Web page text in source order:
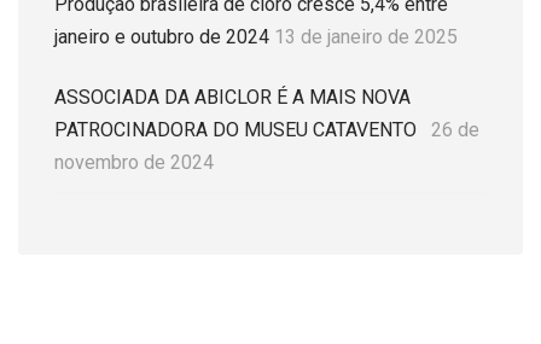
janeiro e outubro de 2024 13 de janeiro de 2025
ASSOCIADA DA ABICLOR É A MAIS NOVA
PATROCINADORA DO MUSEU CATAVENTO
26 de
novembro de 2024